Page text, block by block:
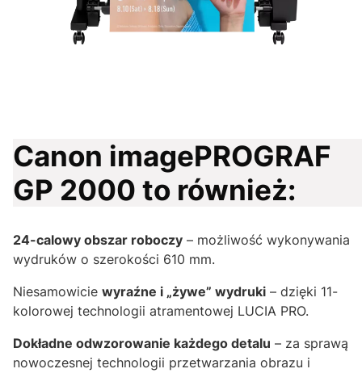
Canon imagePROGRAF
GP 2000 to również:
24-calowy obszar roboczy – możliwość wykonywania
wydruków o szerokości 610 mm.
Niesamowicie wyraźne i „żywe” wydruki – dzięki 11-
kolorowej technologii atramentowej LUCIA PRO.
Dokładne odwzorowanie każdego detalu – za sprawą
nowoczesnej technologii przetwarzania obrazu i